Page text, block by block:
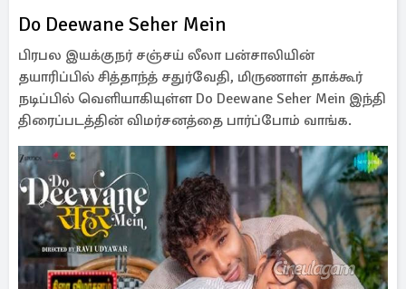
Do Deewane Seher Mein
பிரபல இயக்குநர் சஞ்சய் லீலா பன்சாலியின்
தயாரிப்பில் சித்தாந்த் சதுர்வேதி, மிருணாள் தாக்கூர்
நடிப்பில் வெளியாகியுள்ள Do Deewane Seher Mein இந்தி
திரைப்படத்தின் விமர்சனத்தை பார்ப்போம் வாங்க.